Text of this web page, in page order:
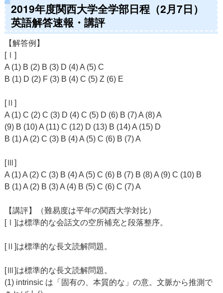
2019年度関西大学全学部日程（2月7日）
英語解答速報・講評
【解答例】
[Ⅰ]
A (1) B (2) B (3) D (4) A (5) C
B (1) D (2) F (3) B (4) C (5) Z (6) E
[Ⅱ]
A (1) C (2) C (3) D (4) C (5) D (6) B (7) A (8) A
(9) B (10) A (11) C (12) D (13) B (14) A (15) D
B (1) A (2) C (3) B (4) A (5) C (6) B (7) A
[Ⅲ]
A (1) A (2) C (3) B (4) A (5) C (6) B (7) B (8) A (9) C (10) B
B (1) A (2) B (3) A (4) B (5) C (6) C (7) A
【講評】（難易度は平年の関西大学対比）
[Ⅰ]は標準的な会話文の空所補充と段落整序。
[Ⅱ]は標準的な長文読解問題。
[Ⅲ]は標準的な長文読解問題。
(1) intrinsic は「固有の、本質的な」の意。文脈から推測で